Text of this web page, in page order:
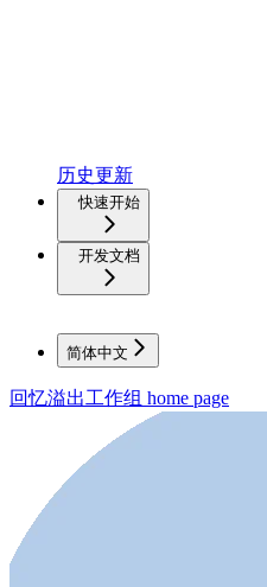
历史更新
快速开始
开发文档
简体中文
回忆溢出工作组 home page